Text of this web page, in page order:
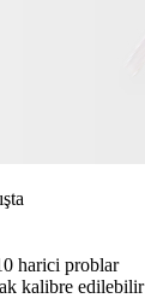
harici problar
kalibre edilebilir